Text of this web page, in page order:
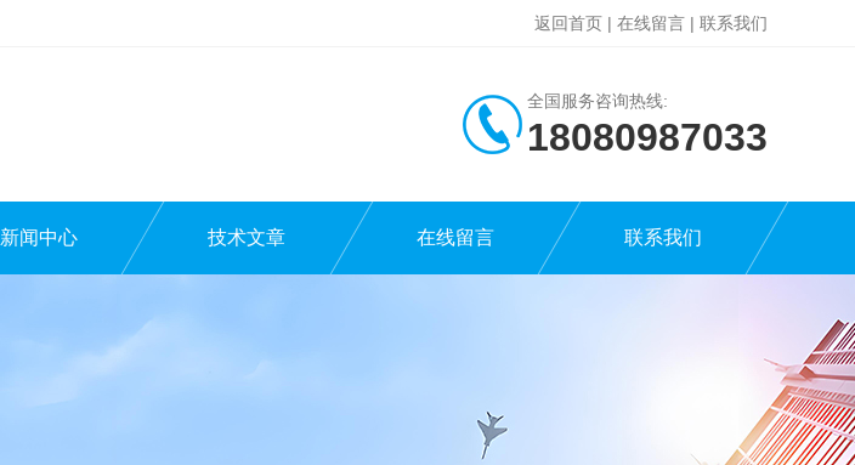
返回首页 | 在线留言 | 联系我们
全国服务咨询热线:
18080987033
新闻中心 技术文章 在线留言 联系我们